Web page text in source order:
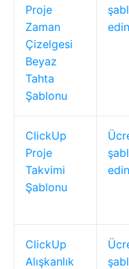
Proje
Zaman
Çizelgesi
Beyaz
Tahta
Şablonu
ClickUp
Proje
Takvimi
Şablonu
ClickUp
Alışkanlık